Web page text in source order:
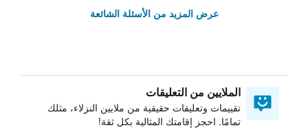
عرض المزيد من الأسئلة الشائعة
الملايين من التعليقات
تقييمات وتعليقات حقيقية من ملايين النزلاء، مثلك
تمامًا. احجز إقامتك المثالية بكل ثقة!